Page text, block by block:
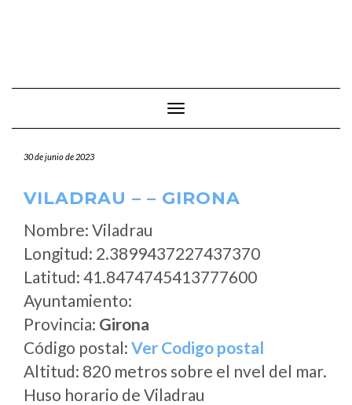
Cambiar modo de navegación
30 de junio de 2023
VILADRAU – – GIRONA
Nombre: Viladrau
Longitud: 2.3899437227437370
Latitud: 41.8474745413777600
Ayuntamiento:
Provincia: Girona
Código postal: Ver Codigo postal
Altitud: 820 metros sobre el nvel del mar.
Huso horario de Viladrau